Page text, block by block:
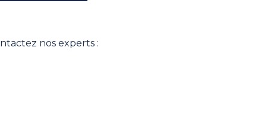
nos experts :